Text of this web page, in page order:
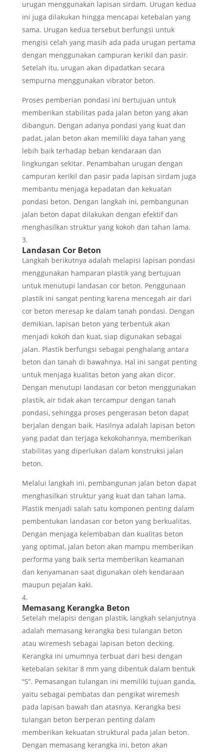
urugan menggunakan lapisan sirdam. Urugan kedua
ini juga dilakukan hingga mencapai ketebalan yang
sama. Urugan kedua tersebut berfungsi untuk
mengisi celah yang masih ada pada urugan pertama
dengan menggunakan campuran kerikil dan pasir.
Setelah itu, urugan akan dipadatkan secara
sempurna menggunakan vibrator beton.
Proses pemberian pondasi ini bertujuan untuk
memberikan stabilitas pada jalan beton yang akan
dibangun. Dengan adanya pondasi yang kuat dan
padat, jalan beton akan memiliki daya tahan yang
lebih baik terhadap beban kendaraan dan
lingkungan sekitar. Penambahan urugan dengan
campuran kerikil dan pasir pada lapisan sirdam juga
membantu menjaga kepadatan dan kekuatan
pondasi beton. Dengan langkah ini, pembangunan
jalan beton dapat dilakukan dengan efektif dan
menghasilkan struktur yang kokoh dan tahan lama.
Landasan Cor Beton
Langkah berikutnya adalah melapisi lapisan pondasi
menggunakan hamparan plastik yang bertujuan
untuk menutupi landasan cor beton. Penggunaan
plastik ini sangat penting karena mencegah air dari
cor beton meresap ke dalam tanah pondasi. Dengan
demikian, lapisan beton yang terbentuk akan
menjadi kokoh dan kuat, siap digunakan sebagai
jalan. Plastik berfungsi sebagai penghalang antara
beton dan tanah di bawahnya. Hal ini sangat penting
untuk menjaga kualitas beton yang akan dicor.
Dengan menutupi landasan cor beton menggunakan
plastik, air tidak akan tercampur dengan tanah
pondasi, sehingga proses pengerasan beton dapat
berjalan dengan baik. Hasilnya adalah lapisan beton
yang padat dan terjaga kekokohannya, memberikan
stabilitas yang diperlukan dalam konstruksi jalan
beton.
Melalui langkah ini, pembangunan jalan beton dapat
menghasilkan struktur yang kuat dan tahan lama.
Plastik menjadi salah satu komponen penting dalam
pembentukan landasan cor beton yang berkualitas.
Dengan menjaga kelembaban dan kualitas beton
yang optimal, jalan beton akan mampu memberikan
performa yang baik serta memberikan keamanan
dan kenyamanan saat digunakan oleh kendaraan
maupun pejalan kaki.
Memasang Kerangka Beton
Setelah melapisi dengan plastik, langkah selanjutnya
adalah memasang kerangka besi tulangan beton
atau wiremesh sebagai lapisan beton decking.
Kerangka ini umumnya terbuat dari besi dengan
ketebalan sekitar 8 mm yang dibentuk dalam bentuk
“S”. Pemasangan tulangan ini memiliki tujuan ganda,
yaitu sebagai pembatas dan pengikat wiremesh
pada lapisan bawah dan atasnya. Kerangka besi
tulangan beton berperan penting dalam
memberikan kekuatan struktural pada jalan beton.
Dengan memasang kerangka ini, beton akan